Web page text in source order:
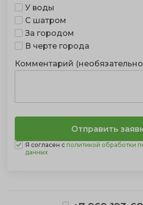
У воды
С шатром
За городом
В черте города
Комментарий
Я согласен с политикой обработки
данных